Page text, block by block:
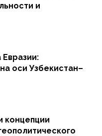
и
оси Узбекистан–
концепции